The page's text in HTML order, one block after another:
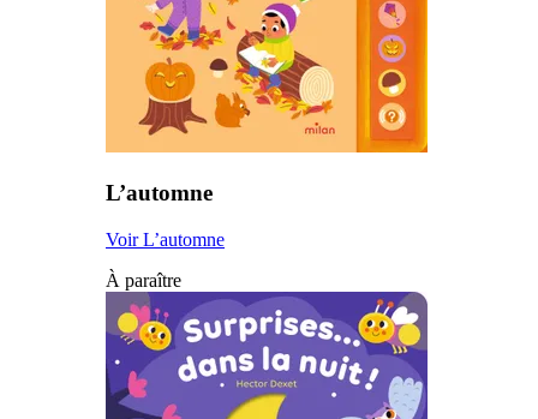
L’automne
Voir L’automne
À paraître